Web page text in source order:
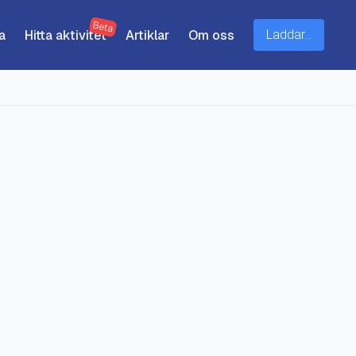
Hitta aktivitet
Beta Artiklar Om oss Laddar...